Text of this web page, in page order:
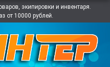
экипировки и инвентаря.
от 10000 рублей.